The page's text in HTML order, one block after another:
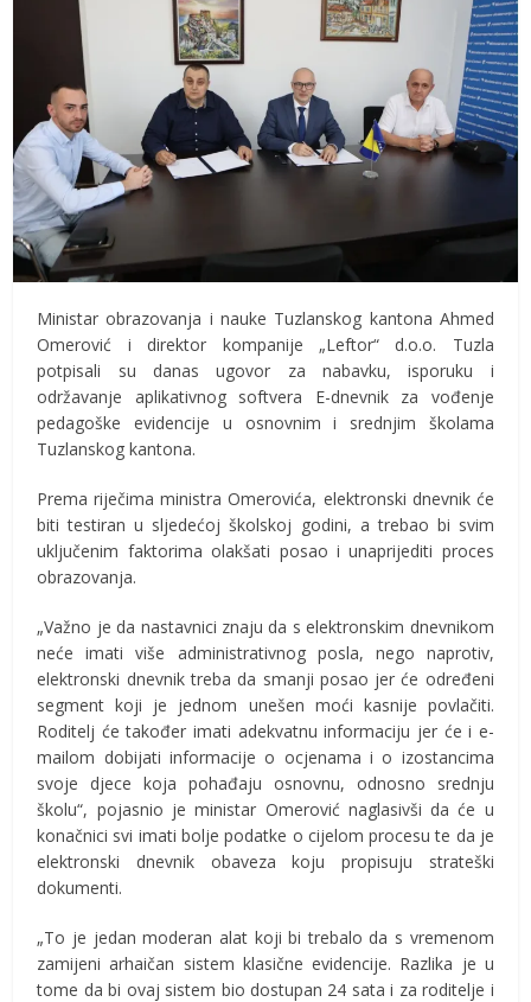
Ministar obrazovanja i nauke Tuzlanskog kantona Ahmed
Omerović i direktor kompanije „Leftor“ d.o.o. Tuzla
potpisali su danas ugovor za nabavku, isporuku i
održavanje aplikativnog softvera E-dnevnik za vođenje
pedagoške evidencije u osnovnim i srednjim školama
Tuzlanskog kantona.
Prema riječima ministra Omerovića, elektronski dnevnik će
biti testiran u sljedećoj školskoj godini, a trebao bi svim
uključenim faktorima olakšati posao i unaprijediti proces
obrazovanja.
„Važno je da nastavnici znaju da s elektronskim dnevnikom
neće imati više administrativnog posla, nego naprotiv,
elektronski dnevnik treba da smanji posao jer će određeni
segment koji je jednom unešen moći kasnije povlačiti.
Roditelj će također imati adekvatnu informaciju jer će i e-
mailom dobijati informacije o ocjenama i o izostancima
svoje djece koja pohađaju osnovnu, odnosno srednju
školu“, pojasnio je ministar Omerović naglasivši da će u
konačnici svi imati bolje podatke o cijelom procesu te da je
elektronski dnevnik obaveza koju propisuju strateški
dokumenti.
„To je jedan moderan alat koji bi trebalo da s vremenom
zamijeni arhaičan sistem klasične evidencije. Razlika je u
tome da bi ovaj sistem bio dostupan 24 sata i za roditelje i